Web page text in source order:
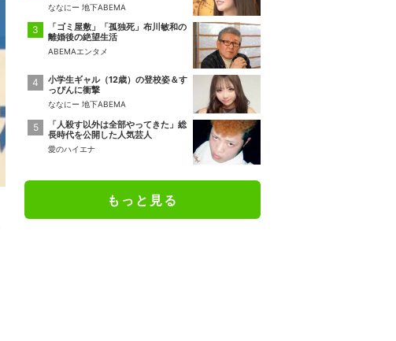
ななにー 地下ABEMA
「ゴミ屋敷」「孤独死」布川敏和の
離婚後の絶望生活
ABEMAエンタメ
小学生ギャル（12歳）の登校姿＆す
っぴんに衝撃
ななにー 地下ABEMA
「人殺す以外は全部やってきた」総
長時代を公開した人気芸人
愛のハイエナ
もっと見る